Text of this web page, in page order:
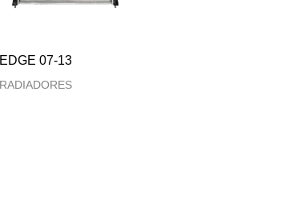
EDGE 07-13
RADIADORES